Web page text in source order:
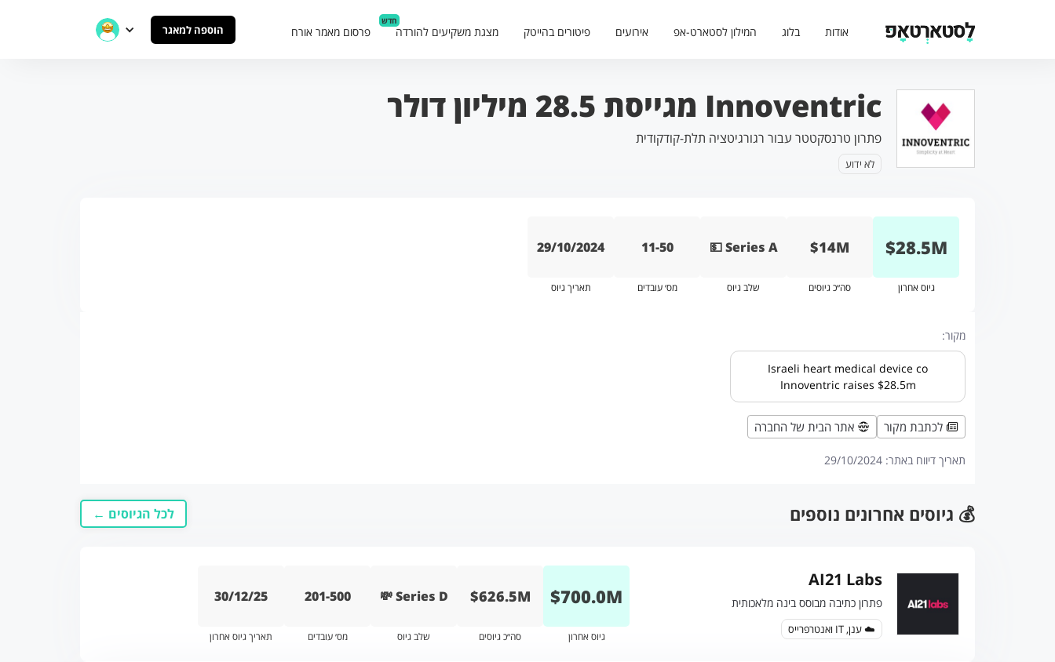
אודות בלוג המילון לסטארט-אפ אירועים פיטורים בהייטק מצגת משקיעים להורדה
חדש
פרסום מאמר אורח הוספה למאגר
Innoventric מגייסת 28.5 מיליון דולר
פתרון טרנסקטטר עבור רגורגיטציה תלת-קודקודית
לא ידוע
M
28.5
$
גיוס אחרון
$14M
סה״כ גיוסים
💵 Series A
שלב גיוס
11-50
מס׳ עובדים
29/10/2024
תאריך גיוס
מקור:
Israeli heart medical device co
Innoventric raises $28.5m
לכתבת מקור אתר הבית של החברה
תאריך דיווח באתר: 29/10/2024
💰 גיוסים אחרונים נוספים לכל הגיוסים ←
AI21 Labs
פתרון כתיבה מבוסס בינה מלאכותית
☁️ ענן, IT ואנטרפרייס
M
700.0
$
גיוס אחרון
$626.5M
סה״כ גיוסים
💸 Series D
שלב גיוס
201-500
מס׳ עובדים
30/12/25
תאריך גיוס אחרון